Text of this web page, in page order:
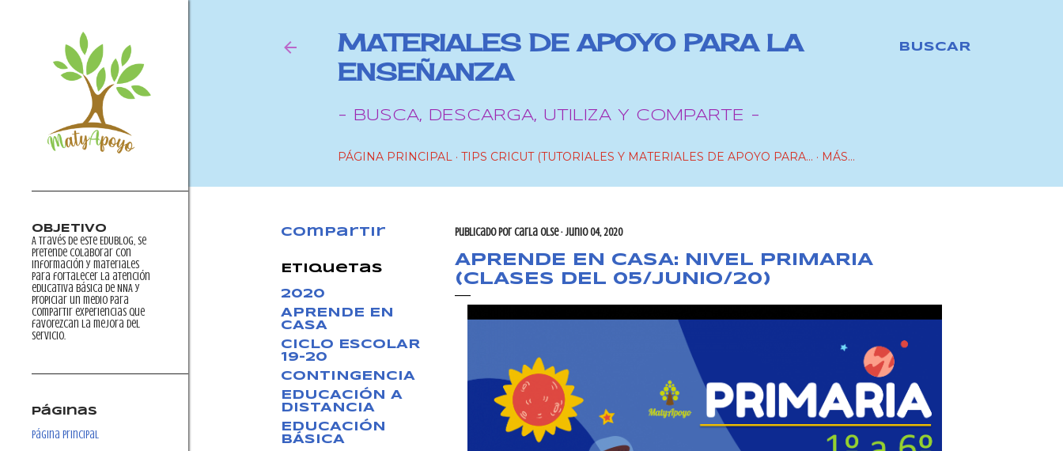
BUSCAR
MATERIALES DE APOYO PARA LA
ENSEÑANZA
- BUSCA, DESCARGA, UTILIZA Y COMPARTE -
PÁGINA PRINCIPAL TIPS CRICUT (TUTORIALES Y MATERIALES DE APOYO PARA... MÁS…
Compartir
Etiquetas
2020
APRENDE EN
CASA
CICLO ESCOLAR
19-20
CONTINGENCIA
EDUCACIÓN A
DISTANCIA
EDUCACIÓN
BÁSICA
Publicado por Carla OlSe junio 04, 2020
APRENDE EN CASA: NIVEL PRIMARIA
(CLASES DEL 05/JUNIO/20)
OBJETIVO
A través de este EDUblog, se
pretende colaborar con
información y materiales
para fortalecer la atención
educativa básica de NNA y
propiciar un medio para
compartir experiencias que
favorezcan la mejora del
servicio.
Páginas
Página Principal